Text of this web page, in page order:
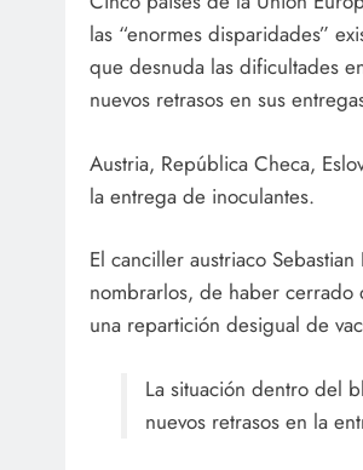
las “enormes disparidades”
que desnuda las dificultades
nuevos retrasos en sus
Austria, República Checa,
la entrega de inoculantes.
El canciller austriaco
nombrarlos, de haber cerrado
una repartición desigual de
La situación dentro del
nuevos retrasos en la